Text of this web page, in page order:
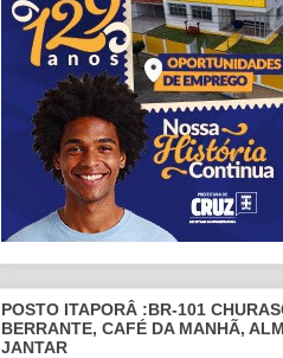
POSTO ITAPORÂ :BR-101
BERRANTE, CAFÉ DA MANHÃ,
JANTAR